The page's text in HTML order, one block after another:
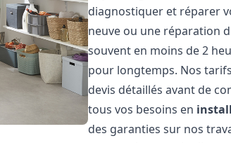
diagnostiquer et réparer
neuve ou une réparation
souvent en moins de 2
pour longtemps. Nos
devis détaillés avant de
tous vos besoins en
des garanties sur nos